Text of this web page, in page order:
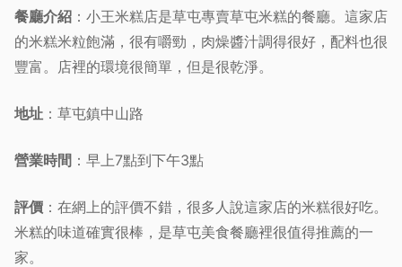
餐廳介紹 ：小王米糕店是草屯專賣草屯米糕的餐廳。這家店
的米糕米粒飽滿，很有嚼勁，肉燥醬汁調得很好，配料也很
豐富。店裡的環境很簡單，但是很乾淨。
地址 ：草屯鎮中山路
營業時間 ：早上7點到下午3點
評價 ：在網上的評價不錯，很多人說這家店的米糕很好吃。
米糕的味道確實很棒，是草屯美食餐廳裡很值得推薦的一
家。